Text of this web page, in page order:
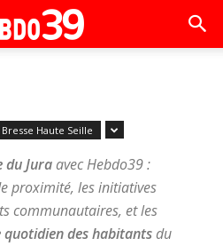
Bresse Haute Seille
du Juraavec Hebdo39 :
proximité, les initiatives
communautaires, et les
des habitantsdu